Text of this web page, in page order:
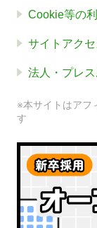
Cookie等の
サイトアク
法人・プレ
※本サイトはアフ
す